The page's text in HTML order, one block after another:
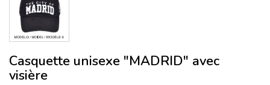
Casquette unisexe "MADRID" avec
visière